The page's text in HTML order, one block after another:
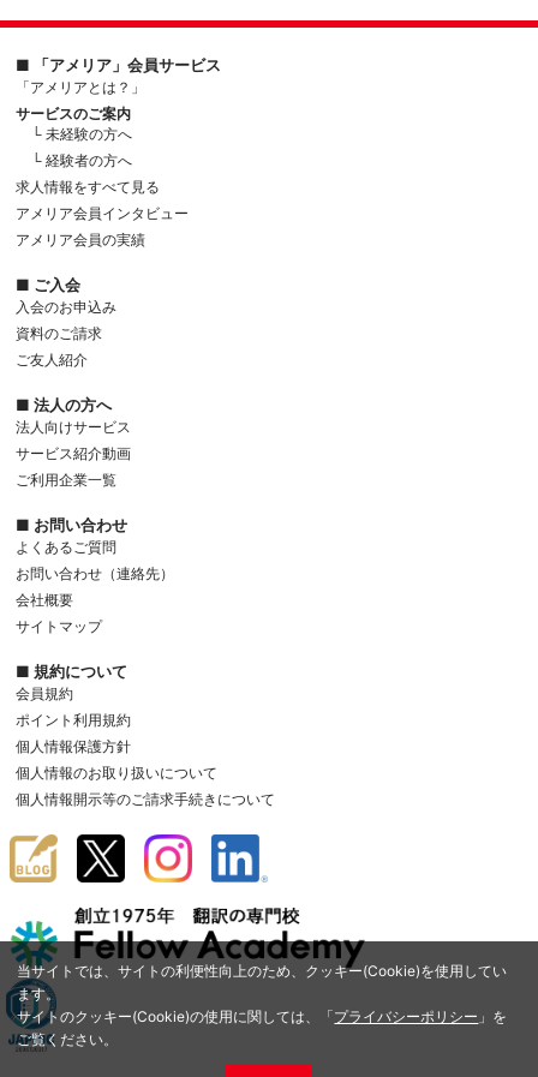
当サイトでは、サイトの利便性向上のため、クッキー(Cookie)を使用してい
ます。
サイトのクッキー(Cookie)の使用に関しては、「プライバシーポリシー 」を
ご覧ください。
■ 「アメリア」会員サービス
「アメリアとは？」
サービスのご案内
└ 未経験の方へ
└ 経験者の方へ
求人情報をすべて見る
アメリア会員インタビュー
アメリア会員の実績
■ ご入会
入会のお申込み
資料のご請求
ご友人紹介
■ 法人の方へ
法人向けサービス
サービス紹介動画
ご利用企業一覧
■ お問い合わせ
よくあるご質問
お問い合わせ（連絡先）
会社概要
サイトマップ
■ 規約について
会員規約
ポイント利用規約
個人情報保護方針
個人情報のお取り扱いについて
個人情報開示等のご請求手続きについて